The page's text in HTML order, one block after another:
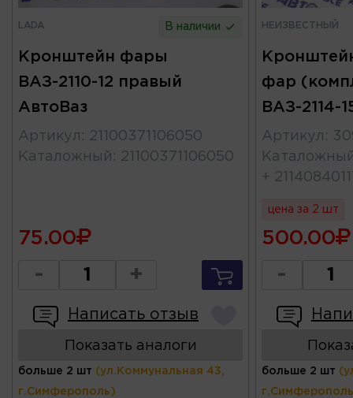
LADA В наличии
Кронштейн фары
ВАЗ-2110-12 правый
АвтоВаз
Артикул : 21100371106050
Каталожный : 21100371106050
75.00
- +
Написать отзыв
Показать аналоги
больше 2 шт (ул.Коммунальная 43,
г.Симферополь)
НЕИЗВЕСТНЫЙ
фар
ВАЗ-2114-
Артикул :
+
цена за 2 шт
500.00
-
больше 2 шт